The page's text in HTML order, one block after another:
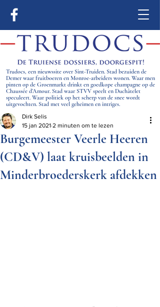
Trudocs, een nieuwssite over Sint-Truiden. Stad bezuiden de
Demer waar fruitboeren en Monroe-arbeiders wonen. Waar men
pinten op de Groenmarkt drinkt en goedkope champagne op de
Chaussée d’Amour. Stad waar STVV speelt en Duchâtelet
speculeert. Waar politiek op het scherp van de snee wordt
uitgevochten. Stad met veel geheimen en intriges.
Burgemeester Veerle Heeren
(CD&V) laat kruisbeelden in
Minderbroederskerk afdekken
Dirk Selis
15 jan 2021 2 minuten om te lezen